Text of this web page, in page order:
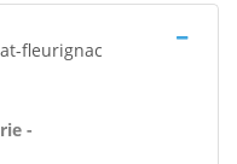
fleurignac
-